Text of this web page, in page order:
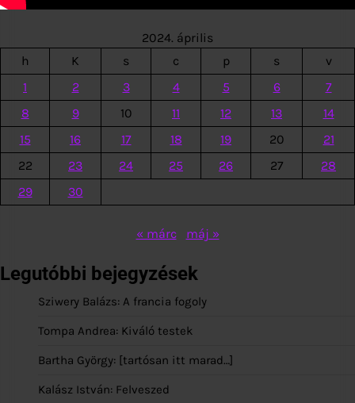
2024. április
h
K s c p s
v
1
2 3 4 5 6
7
8
9 10 11 12 13
14
15
16 17 18 19 20
21
22
23 24 25 26 27
28
29
30
« márc máj »
Legutóbbi bejegyzések
Sziwery Balázs: A francia fogoly
Tompa Andrea: Kiváló testek
Bartha György: [tartósan itt marad…]
Kalász István: Felveszed